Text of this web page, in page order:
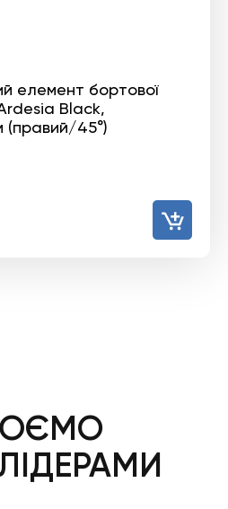
елемент бортової
Black,
(правий/45°)